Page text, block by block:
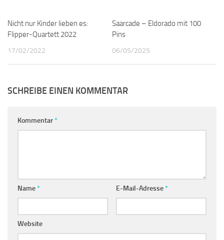
Nicht nur Kinder lieben es:
Flipper-Quartett 2022
17/02/2022
Saarcade – Eldorado mit 100
Pins
06/05/2025
SCHREIBE EINEN KOMMENTAR
Kommentar*
Name* E-Mail-Adresse*
Website